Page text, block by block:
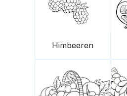
Himbeeren